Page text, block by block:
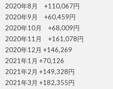
2020年8月 +110,067円
2020年9月 +60,459円
2020年10月 +68,009円
2020年11月 +161,078円
2020年12月 +146,269
2021年1月 +70,126
2021年2月 +149,328円
2021年3月 +182,355円